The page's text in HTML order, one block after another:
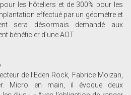
les hôteliers et de 300% pour les
effectué par un géomètre et
sera désormais demandé aux
bénéficier d’une AOT.
de l’Eden Rock, Fabrice Moizan,
Micro en main, il évoque deux